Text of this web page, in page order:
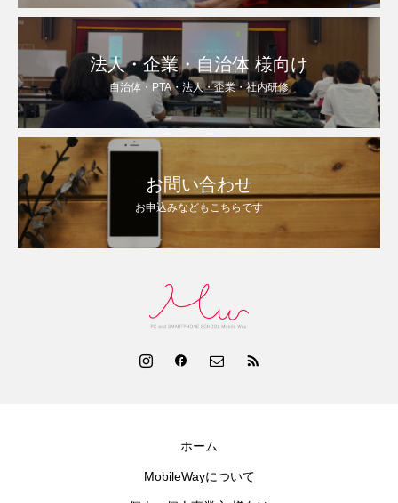
法人・企業・自治体 様向け
自治体・PTA・法人・企業・社内研修
お問い合わせ
お申込みなどもこちらです
ホーム
MobileWayについて